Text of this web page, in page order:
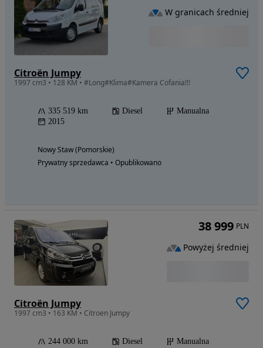
Citroën Jumpy
1997 cm3 • 128 KM • #Long#Klima#Kamera Cofania!!!
335 519 km Diesel
Manualna
2015
Nowy Staw (Pomorskie)
Prywatny sprzedawca • Opublikowano
W granicach średniej
Citroën Jumpy
1997 cm3 • 163 KM • Citroen Jumpy
244 000 km Diesel
Manualna
38 999 PLN
Powyżej średniej